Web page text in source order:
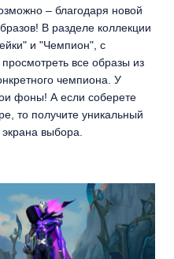
– благодаря новой
В разделе коллекции
и "Чемпион", с
все образы из
чемпиона. У
фоны! А если соберете
то получите уникальный
выбора.